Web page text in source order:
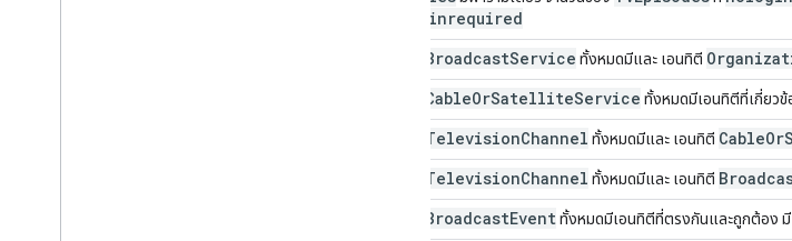
nologinrequired
BroadcastService ทั้งหมดมีและ เอนทิตี
CableOrSatelliteService ทั้งหมดมีเอนทิตีที่เกี่ยวข้
TelevisionChannel ทั้งหมดมีและ เอนทิตี CableOr
TelevisionChannel ทั้งหมดมีและ เอนทิตี
BroadcastEventทั้งหมดมีเอนทิตีที่ตรงกันและถูกต้อง มี